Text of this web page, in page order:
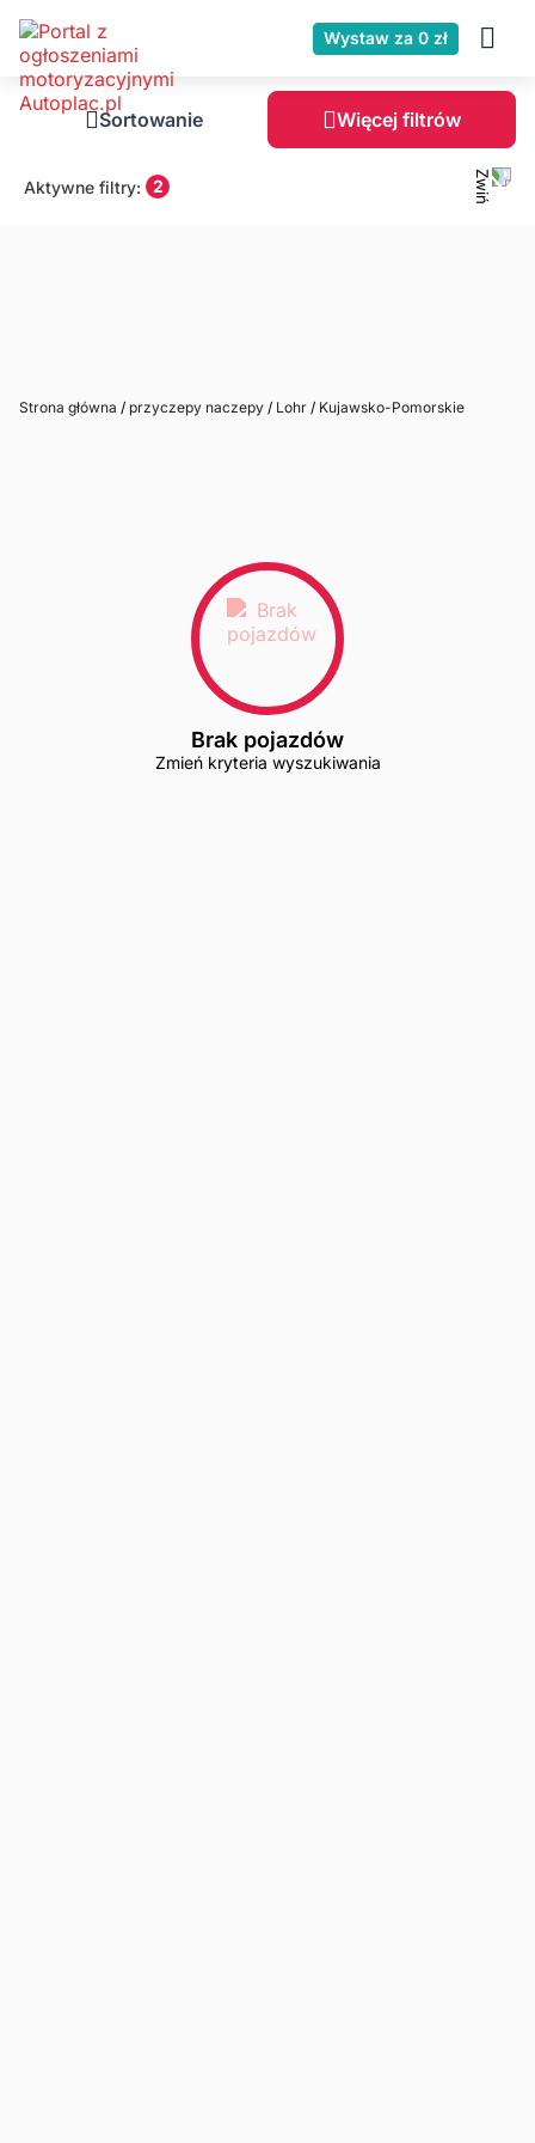
Wystaw za 0 zł
Sortowanie Więcej filtrów
Aktywne filtry: 2
Strona główna / przyczepy naczepy / Lohr / Kujawsko-Pomorskie
Brak pojazdów
Zmień kryteria wyszukiwania